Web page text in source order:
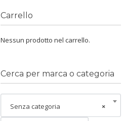
Carrello
Nessun prodotto nel carrello.
Cerca per marca o categoria
×
Senza categoria